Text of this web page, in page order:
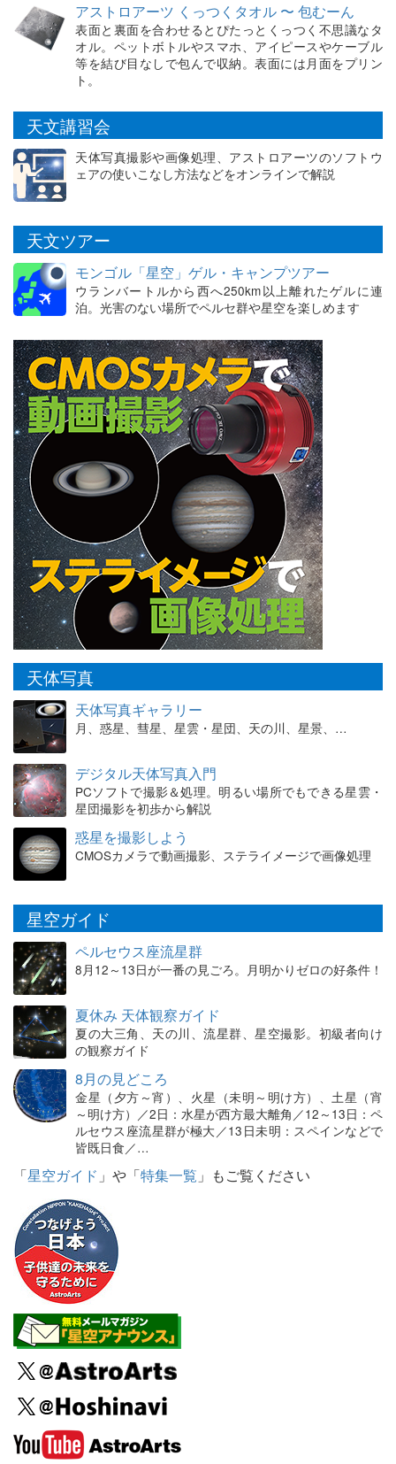
アストロアーツ くっつくタオル 〜 包むーん
表面と裏面を合わせるとぴたっとくっつく不思議なタ
オル。ペットボトルやスマホ、アイピースやケーブル
等を結び目なしで包んで収納。表面には月面をプリン
ト。
天文講習会
天体写真撮影や画像処理、アストロアーツのソフトウ
ェアの使いこなし方法などをオンラインで解説
天文ツアー
モンゴル「星空」ゲル・キャンプツアー
ウランバートルから西へ250km以上離れたゲルに連
泊。光害のない場所でペルセ群や星空を楽しめます
天体写真
天体写真ギャラリー
月、惑星、彗星、星雲・星団、天の川、星景、…
デジタル天体写真入門
PCソフトで撮影＆処理。明るい場所でもできる星雲・
星団撮影を初歩から解説
惑星を撮影しよう
CMOSカメラで動画撮影、ステライメージで画像処理
星空ガイド
ペルセウス座流星群
8月12～13日が一番の見ごろ。月明かりゼロの好条件！
夏休み 天体観察ガイド
夏の大三角、天の川、流星群、星空撮影。初級者向け
の観察ガイド
8月の見どころ
金星（夕方～宵）、火星（未明～明け方）、土星（宵
～明け方）／2日：水星が西方最大離角／12～13日：ペ
ルセウス座流星群が極大／13日未明：スペインなどで
皆既日食／…
「星空ガイド 」や「特集一覧 」もご覧ください